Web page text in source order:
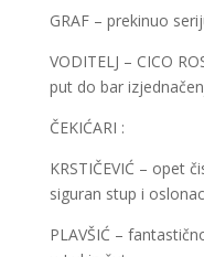
GRAF – prekinuo
VODITELJ – CICO
put do bar
ČEKIĆARI :
KRSTIČEVIĆ – opet
siguran stup i
PLAVŠIĆ –